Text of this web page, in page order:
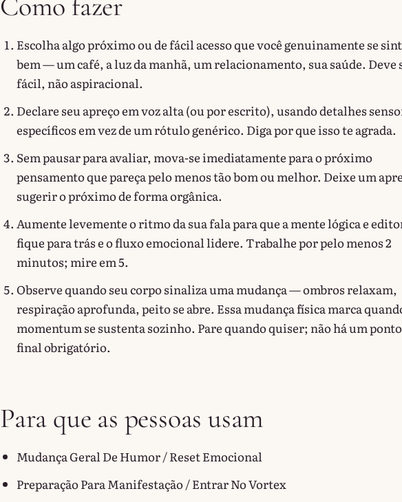
Escolha algo próximo ou de fácil acesso que você genuinamente se
bem — um café, a luz da manhã, um relacionamento, sua saúde. Deve
fácil, não aspiracional.
Declare seu apreço em voz alta (ou por escrito), usando detalhes
específicos em vez de um rótulo genérico. Diga por que isso te agrada.
Sem pausar para avaliar, mova-se imediatamente para o próximo
pensamento que pareça pelo menos tão bom ou melhor. Deixe um
sugerir o próximo de forma orgânica.
Aumente levemente o ritmo da sua fala para que a mente lógica e
fique para trás e o fluxo emocional lidere. Trabalhe por pelo menos 2
minutos; mire em 5.
Observe quando seu corpo sinaliza uma mudança — ombros relaxam,
respiração aprofunda, peito se abre. Essa mudança física marca
momentum se sustenta sozinho. Pare quando quiser; não há um ponto
final obrigatório.
Para que as pessoas usam
Mudança Geral De Humor / Reset Emocional
Preparação Para Manifestação / Entrar No Vortex